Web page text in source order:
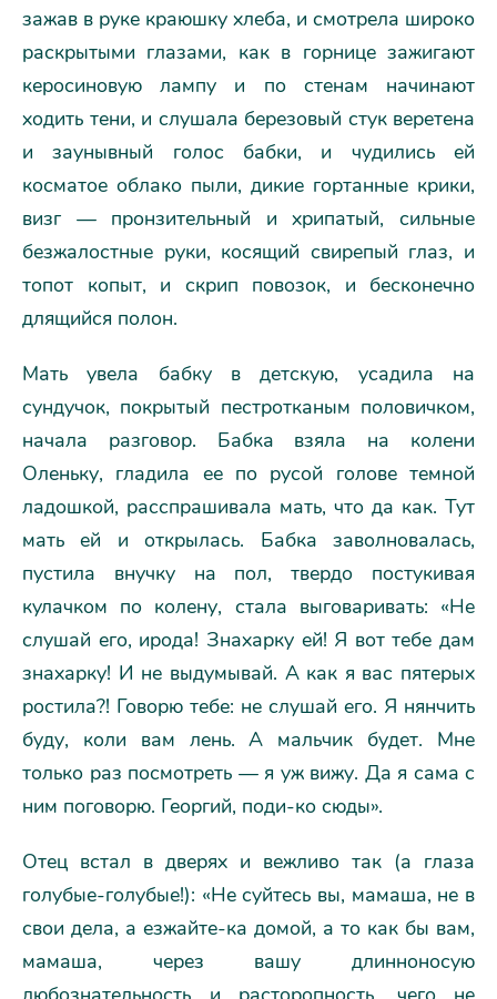
зажав в руке краюшку хлеба, и смотрела широко
раскрытыми глазами, как в горнице зажигают
керосиновую лампу и по стенам начинают
ходить тени, и слушала березовый стук веретена
и заунывный голос бабки, и чудились ей
косматое облако пыли, дикие гортанные крики,
визг — пронзительный и хрипатый, сильные
безжалостные руки, косящий свирепый глаз, и
топот копыт, и скрип повозок, и бесконечно
длящийся полон.
Мать увела бабку в детскую, усадила на
сундучок, покрытый пестротканым половичком,
начала разговор. Бабка взяла на колени
Оленьку, гладила ее по русой голове темной
ладошкой, расспрашивала мать, что да как. Тут
мать ей и открылась. Бабка заволновалась,
пустила внучку на пол, твердо постукивая
кулачком по колену, стала выговаривать: «Не
слушай его, ирода! Знахарку ей! Я вот тебе дам
знахарку! И не выдумывай. А как я вас пятерых
ростила?! Говорю тебе: не слушай его. Я нянчить
буду, коли вам лень. А мальчик будет. Мне
только раз посмотреть — я уж вижу. Да я сама с
ним поговорю. Георгий, поди-ко сюды».
Отец встал в дверях и вежливо так (а глаза
голубые-голубые!): «Не суйтесь вы, мамаша, не в
свои дела, а езжайте-ка домой, а то как бы вам,
мамаша, через вашу длинноносую